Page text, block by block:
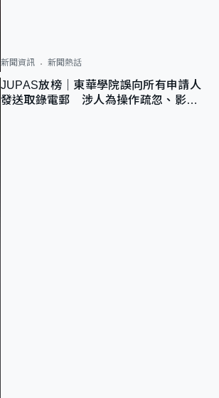
新聞資訊 新聞熱話
JUPAS放榜｜東華學院誤向所有申請人
發送取錄電郵 涉人為操作疏忽、影響